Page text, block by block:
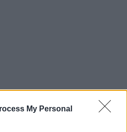
My Personal